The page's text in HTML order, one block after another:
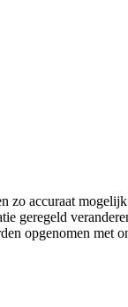
zo accuraat
geregeld
opgenomen met